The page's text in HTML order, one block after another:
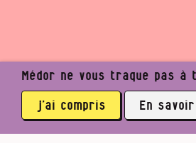
Médor ne vous traque pas
j’ai compris En